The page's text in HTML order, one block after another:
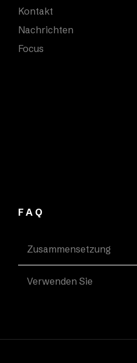
Kontakt
Nachrichten
Focus
FAQ
Zusammensetzung
Verwenden Sie